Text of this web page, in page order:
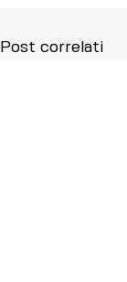
Post correlati